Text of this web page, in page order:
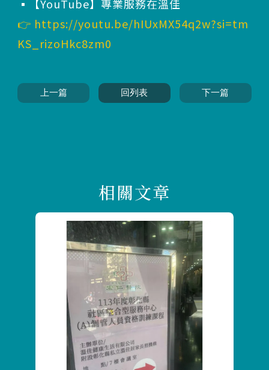
▪️【YouTube】專業服務在溫佳
👉 https://youtu.be/hIUxMX54q2w?si=tm
KS_rizoHkc8zm0
上一篇 回列表 下一篇